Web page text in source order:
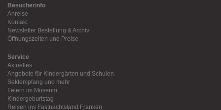
Besucherinfo
Anreise
Kontakt
Newsletter Bestellung & Archiv
Öffnungszeiten und Preise
Service
Aktuelles
Angebote für Kindergärten und Schulen
Sektempfang und mehr
Feiern im Museum
Kindergeburtstag
Reisen ins Fastnachtsland Franken